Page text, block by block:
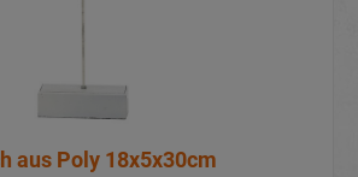
aus Poly 18x5x30cm